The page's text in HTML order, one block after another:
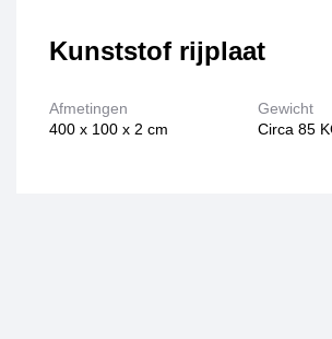
Kunststof rijplaat
Afmetingen
400 x 100 x 2 cm
Gewicht
Circa 85